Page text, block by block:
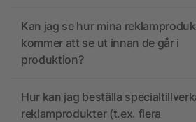
Kan jag se hur mina
kommer att se ut innan de går i
produktion?
Hur kan jag beställa
reklamprodukter (t.ex. flera